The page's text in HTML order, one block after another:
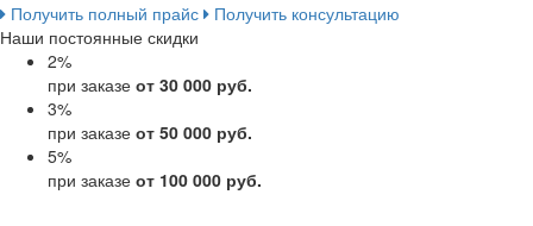
Получить полный прайс
Получить консультацию
Наши постоянные скидки
2%
при заказе от 30 000 руб.
3%
при заказе от 50 000 руб.
5%
при заказе от 100 000 руб.